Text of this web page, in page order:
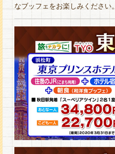
なブッフェをお楽しみください。